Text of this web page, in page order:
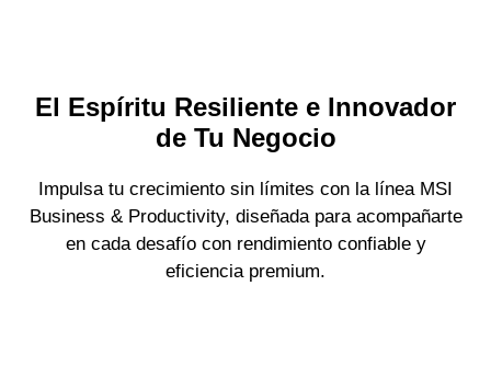
El Espíritu Resiliente e Innovador
de Tu Negocio
Impulsa tu crecimiento sin límites con la línea MSI
Business & Productivity, diseñada para acompañarte
en cada desafío con rendimiento confiable y
eficiencia premium.